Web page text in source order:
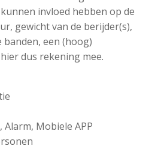
invloed hebben op de
gewicht van de berijder(s),
banden, een (hoog)
dus rekening mee.
Alarm, Mobiele APP